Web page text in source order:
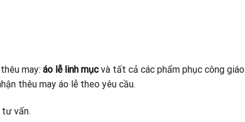
may: áo lễ linh mụcvà tất cả các phẩm phục công giáo
thêu may áo lễ theo yêu cầu.
tư vấn.